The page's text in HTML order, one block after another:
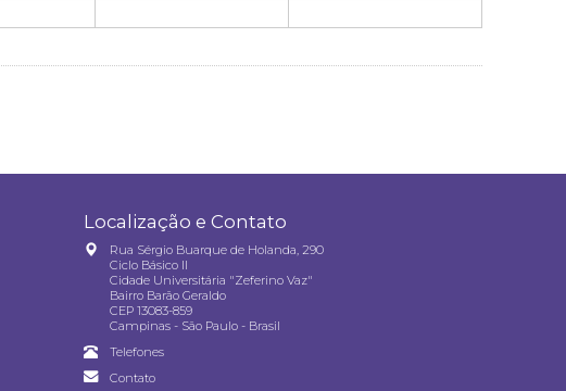
Localização e Contato
Rua Sérgio Buarque de Holanda, 290
Ciclo Básico II
Cidade Universitária "Zeferino Vaz"
Bairro Barão Geraldo
CEP 13083-859
Campinas - São Paulo - Brasil
Telefones
Contato